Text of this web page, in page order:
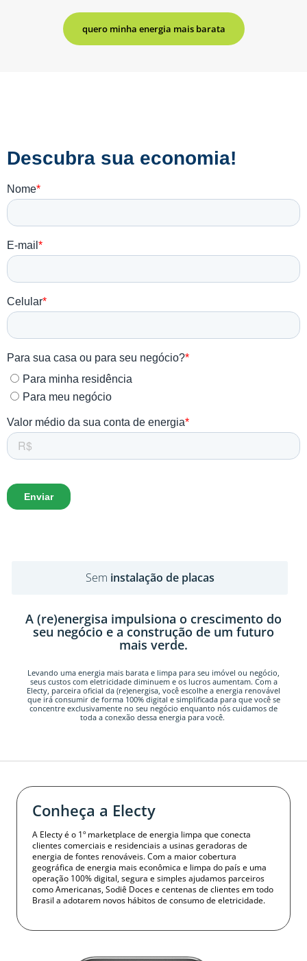
quero minha energia mais barata
Semcustos
A (re)energisa impulsiona o crescimento do
seu negócio e a construção de um futuro
mais verde.
Levando uma energia mais barata e limpa para seu imóvel ou negócio,
seus custos com eletricidade diminuem e os lucros aumentam. Com a
Electy, parceira oficial da (re)energisa, você escolhe a energia renovável
que irá consumir de forma 100% digital e simplificada para que você se
concentre exclusivamente no seu negócio enquanto nós cuidamos de
toda a conexão dessa energia para você.
Conheça a Electy
A Electy é o 1º marketplace de energia limpa que conecta
clientes comerciais e residenciais a usinas geradoras de
energia de fontes renováveis. Com a maior cobertura
geográfica de energia mais econômica e limpa do país e uma
operação 100% digital, segura e simples ajudamos parceiros
como Americanas, Sodiê Doces e centenas de clientes em todo
Brasil a adotarem novos hábitos de consumo de eletricidade.